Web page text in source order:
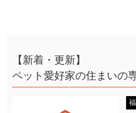
【新着・更新】
ペット愛好家の住まいの